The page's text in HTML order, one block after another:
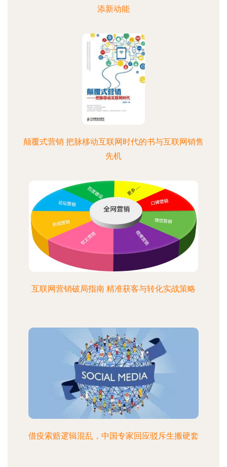
添新动能
颠覆式营销 把脉移动互联网时代的书与互联网销售
先机
互联网营销破局指南 精准获客与转化实战策略
借疫索赔逻辑混乱，中国专家回应驳斥生搬硬套